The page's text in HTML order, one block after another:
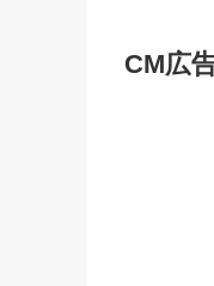
CM広